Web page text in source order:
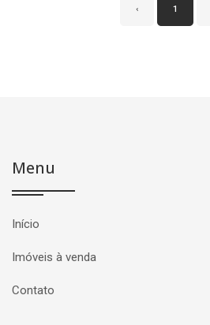
‹ 1
Menu
Início
Imóveis à venda
Contato